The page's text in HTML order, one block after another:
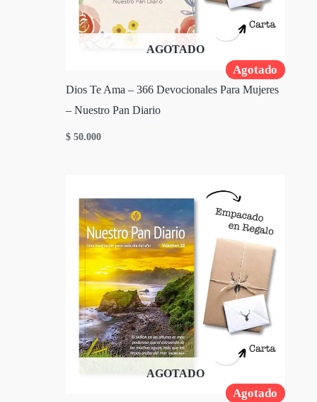
Agotado
AGOTADO
Dios Te Ama – 366 Devocionales Para Mujeres
– Nuestro Pan Diario
$ 50.000
Agotado
AGOTADO